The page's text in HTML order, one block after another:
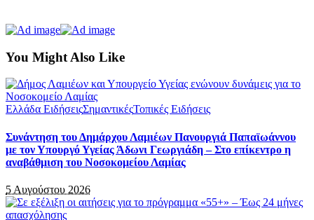
You Might Also Like
Ελλάδα ΕιδήσειςΣημαντικέςΤοπικές Ειδήσεις
Συνάντηση του Δημάρχου Λαμιέων Πανουργιά Παπαϊωάννου
με τον Υπουργό Υγείας Άδωνι Γεωργιάδη – Στο επίκεντρο η
αναβάθμιση του Νοσοκομείου Λαμίας
5 Αυγούστου 2026